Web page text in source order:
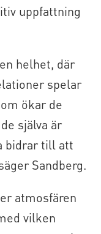
uppfattning
helhet, där
spelar
ökar de
själva är
bidrar till att
Sandberg.
atmosfären
vilken